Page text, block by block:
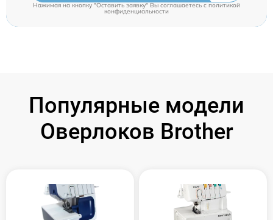
Нажимая на кнопку "Оставить заявку" Вы соглашаетесь cполитикой
конфиденциальности
Популярные модели
Оверлоков Brother